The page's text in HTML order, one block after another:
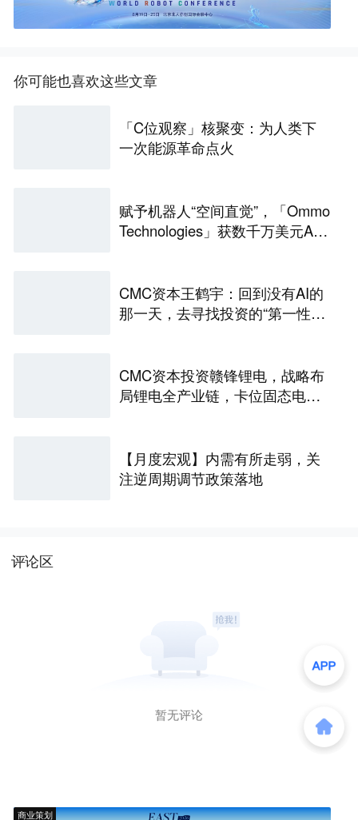
你可能也喜欢这些文章
「C位观察」核聚变：为人类下
一次能源革命点火
赋予机器人“空间直觉”，「Ommo
Technologies」获数千万美元A轮
CMC资本王鹤宇：回到没有AI的
那一天，去寻找投资的“第一性原
CMC资本投资赣锋锂电，战略布
局锂电全产业链，卡位固态电池
【月度宏观】内需有所走弱，关
注逆周期调节政策落地
评论区
暂无评论
商业策划